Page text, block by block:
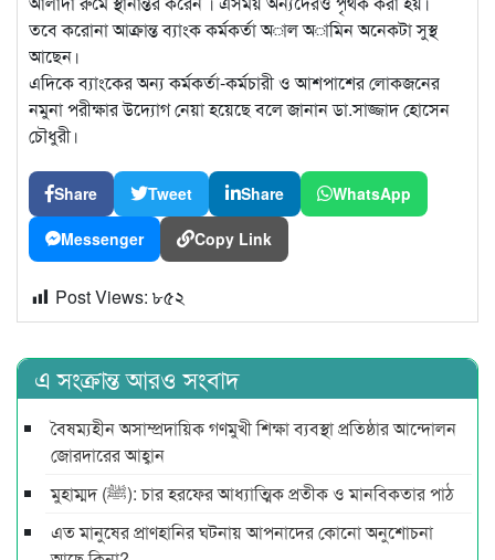
তবে করোনা আক্রান্ত ব্যাংক কর্মকর্তা অাল অামিন অনেকটা সুস্থ
আছেন।
এদিকে ব্যাংকের অন্য কর্মকর্তা-কর্মচারী ও আশপাশের লোকজনের
নমুনা পরীক্ষার উদ্যোগ নেয়া হয়েছে বলে জানান ডা.সাজ্জাদ হোসেন
চৌধুরী।
Share Tweet Share WhatsApp
Messenger Copy Link
Post Views: ৮৫২
এ সংক্রান্ত আরও সংবাদ
বৈষম্যহীন অসাম্প্রদায়িক গণমুখী শিক্ষা ব্যবস্থা প্রতিষ্ঠার আন্দোলন
জোরদারের আহ্বান
মুহাম্মদ (ﷺ): চার হরফের আধ্যাত্মিক প্রতীক ও মানবিকতার পাঠ
এত মানুষের প্রাণহানির ঘটনায় আপনাদের কোনো অনুশোচনা